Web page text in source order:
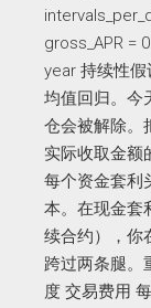
gross_APR =
year 持续性
均值回归。今
仓会被解除。
实际收取金额
每个资金套利
本。在现金套
续合约），你
跨过两条腿。
度 交易费用